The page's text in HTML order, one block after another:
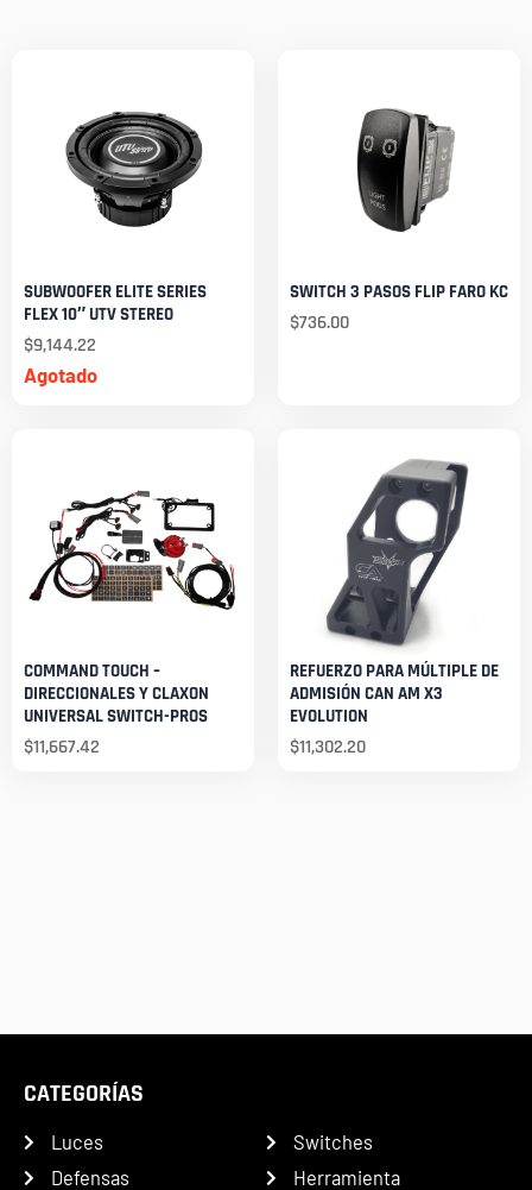
Agotado
SUBWOOFER ELITE SERIES
FLEX 10″ UTV STEREO
$9,144.22
SWITCH 3 PASOS FLIP FARO KC
$736.00
COMMAND TOUCH –
DIRECCIONALES Y CLAXON
UNIVERSAL SWITCH-PROS
$11,667.42
REFUERZO PARA MÚLTIPLE DE
ADMISIÓN CAN AM X3
EVOLUTION
$11,302.20
CATEGORÍAS
Luces
Defensas
Switches
Herramienta